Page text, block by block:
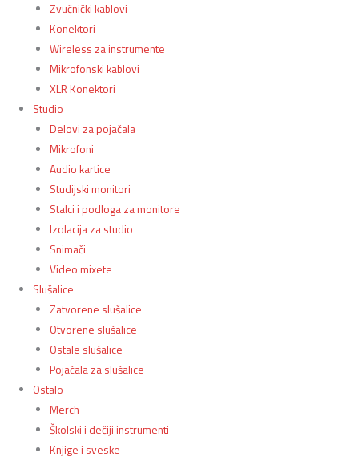
Zvučnički kablovi
Konektori
Wireless za instrumente
Mikrofonski kablovi
XLR Konektori
Studio
Delovi za pojačala
Mikrofoni
Audio kartice
Studijski monitori
Stalci i podloga za monitore
Izolacija za studio
Snimači
Video mixete
Slušalice
Zatvorene slušalice
Otvorene slušalice
Ostale slušalice
Pojačala za slušalice
Ostalo
Merch
Školski i dečiji instrumenti
Knjige i sveske